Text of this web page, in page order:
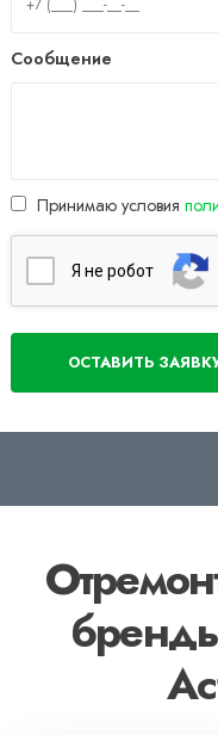
Сообщение
Принимаю условия
Я нe poбoт